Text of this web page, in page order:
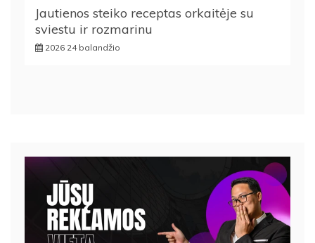
Jautienos steiko receptas orkaitėje su
sviestu ir rozmarinu
2026 24 balandžio